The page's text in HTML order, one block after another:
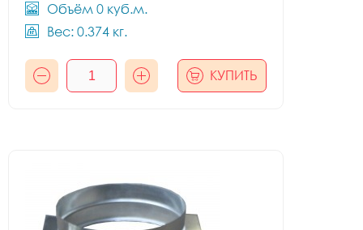
Объём 0 куб.м.
Вес: 0.374 кг.
КУПИТЬ